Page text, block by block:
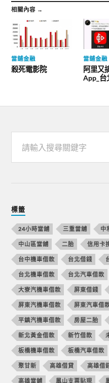
相關內容 →
當舖金融
殺死電影院
當舖金融
阿里又
App_台
標籤
24小時當舖 三重當舖 中
中山區當舖 二胎 信用卡
台中機車借款 台北借錢
台北機車借款 台北汽車借款
大寮汽機車借款 屏東借錢
屏東汽機車借款 屏東汽車借
平鎮汽機車借款 房屋二胎
新北黃金借款 新竹借款
板橋機車借款 板橋汽車借款
聚甘新 高雄借貸 高雄借
高雄當鋪 鳳山支票貼現